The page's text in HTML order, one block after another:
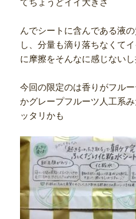
んでシートに含んである液
し、分量も滴り落ちなくて
に摩擦をそんなに感じない
今回の限定のは香りがフル
かグレープフルーツ人工系
ッタリかも